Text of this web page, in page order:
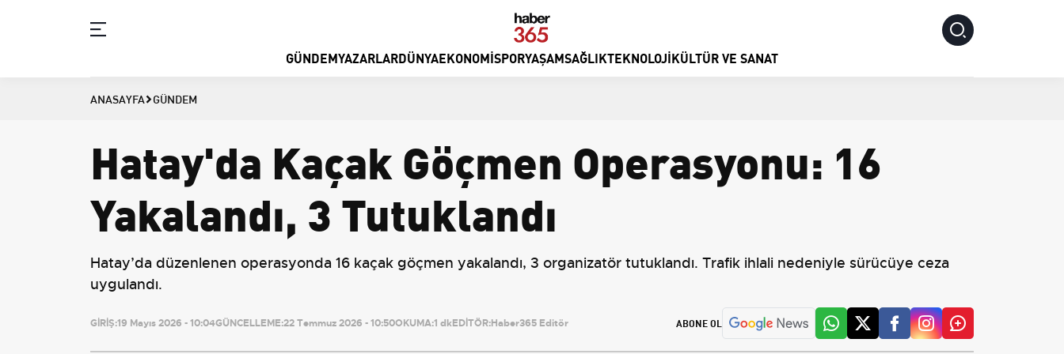
GÜNDEMYAZARLARDÜNYAEKONOMISPORYAŞAMSAĞLIKTEKNOLOJIKÜLTÜR VE SANAT
ANASAYFA GÜNDEM
Hatay'da Kaçak Göçmen Operasyonu: 16
Yakalandı, 3 Tutuklandı
Hatay’da düzenlenen operasyonda 16 kaçak göçmen yakalandı, 3 organizatör tutuklandı. Trafik ihlali nedeniyle sürücüye ceza
uygulandı.
GİRİŞ:19 Mayıs 2026 - 10:04GÜNCELLEME:22 Temmuz 2026 - 10:50OKUMA:1 dkEDİTÖR:Haber365 Editör ABONE OL